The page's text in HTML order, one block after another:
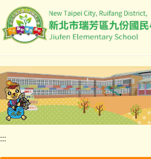
到
主
容
區
:::